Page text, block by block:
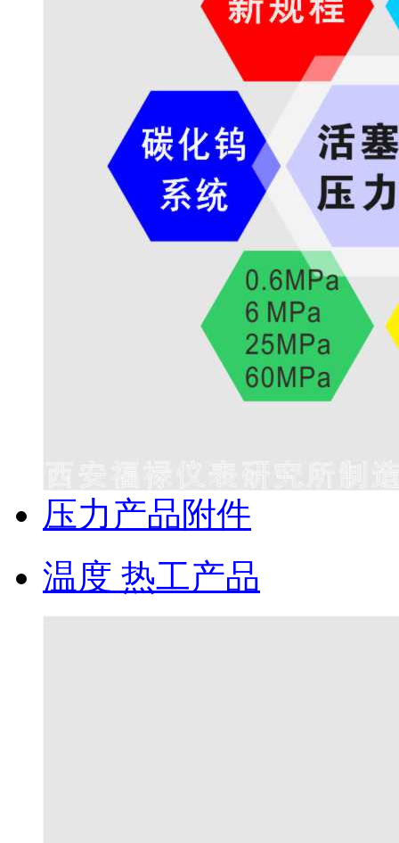
压力产品附件
温度 热工产品